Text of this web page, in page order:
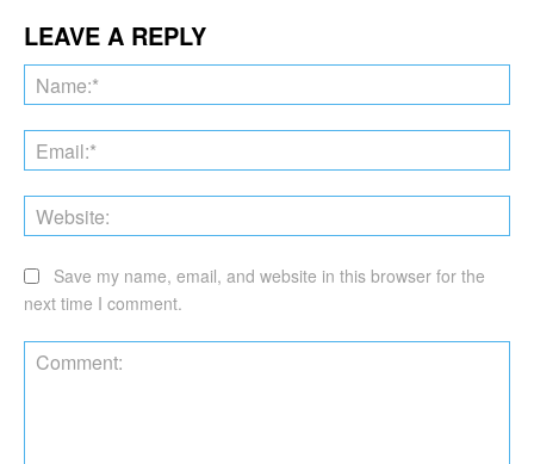
LEAVE A REPLY
Save my name, email, and website in this browser for the
next time I comment.